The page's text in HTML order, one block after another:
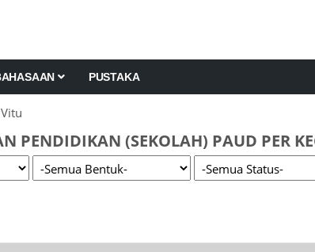
PUSTAKA
PENDIDIKAN (SEKOLAH) PAUD PER